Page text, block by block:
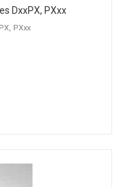
DxxPX, PXxx
PXxx